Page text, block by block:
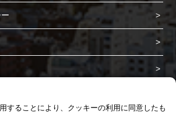
することにより、クッキーの利用に同意したも
サイトのパーソナライズに使われることはあり
はプライバシーの権利を尊重しており、一部の
を拒否できるよう配慮しています。各カテゴリを
れらの Cookie に関する詳細を確認し、当サイトに
変更できます。ただし、一部の Cookie を無効化し
サービスの利用に影響が出る可能性があります。